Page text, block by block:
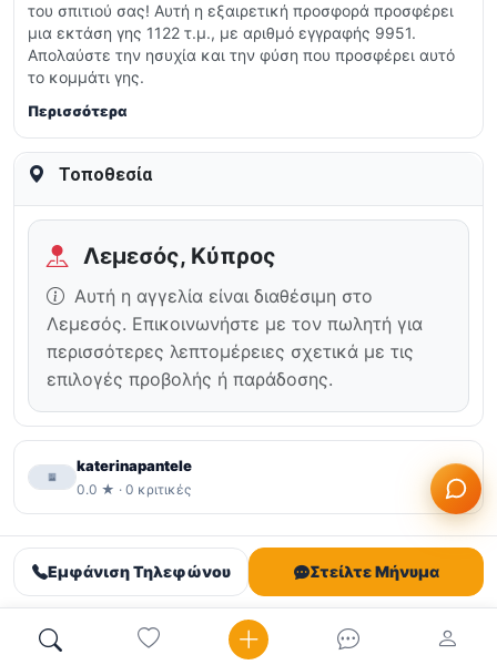
του σπιτιού σας! Αυτή η εξαιρετική προσφορά προσφέρει
μια εκτάση γης 1122 τ.μ., με αριθμό εγγραφής 9951.
Απολαύστε την ησυχία και την φύση που προσφέρει αυτό
το κομμάτι γης.
Περισσότερα
Τοποθεσία
Λεμεσός, Κύπρος
Αυτή η αγγελία είναι διαθέσιμη στο
Λεμεσός. Επικοινωνήστε με τον πωλητή για
περισσότερες λεπτομέρειες σχετικά με τις
επιλογές προβολής ή παράδοσης.
katerinapantele
0.0 ★ · 0 κριτικές
Εμφάνιση Τηλεφώνου Στείλτε Μήνυμα